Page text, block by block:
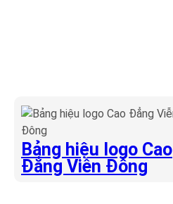
Bảng hiệu logo Cao
Đẳng Viễn Đông